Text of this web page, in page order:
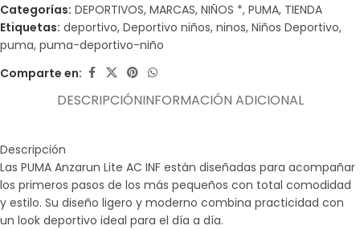
Categorías: DEPORTIVOS, MARCAS, NIÑOS *, PUMA, TIENDA
Etiquetas: deportivo, Deportivo niños, ninos, Niños Deportivo,
puma, puma-deportivo-niño
Comparte en:
DESCRIPCIÓNINFORMACIÓN ADICIONAL
Descripción
Las PUMA Anzarun Lite AC INF están diseñadas para acompañar
los primeros pasos de los más pequeños con total comodidad
y estilo. Su diseño ligero y moderno combina practicidad con
un look deportivo ideal para el día a día.